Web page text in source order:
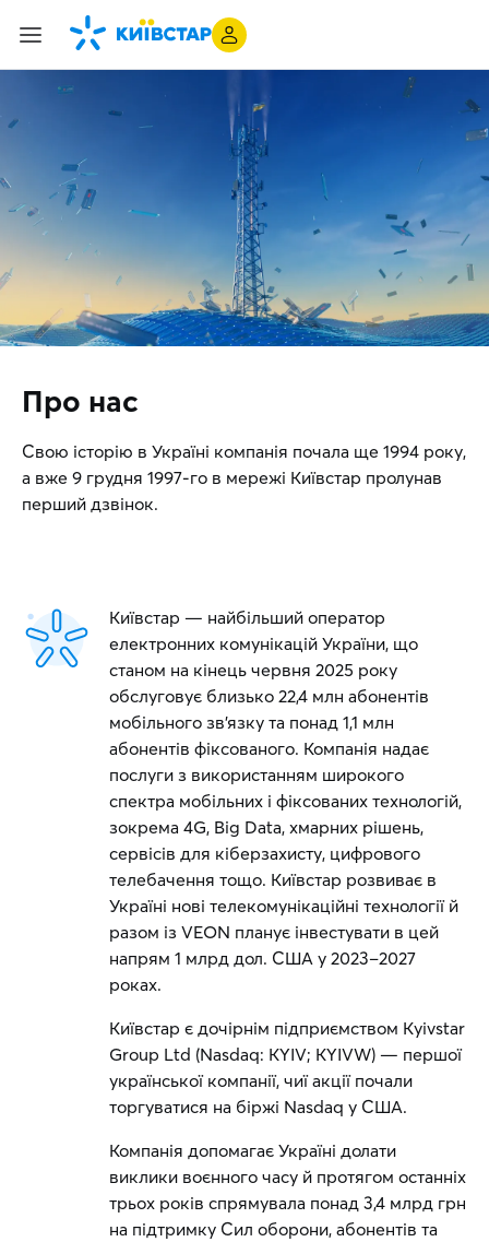
Про нас
Свою історію в Україні компанія почала ще 1994 року,
а вже 9 грудня 1997-го в мережі Київстар пролунав
перший дзвінок.
Київстар — найбільший оператор
електронних комунікацій України, що
станом на кінець червня 2025 року
обслуговує близько 22,4 млн абонентів
мобільного зв’язку та понад 1,1 млн
абонентів фіксованого. Компанія надає
послуги з використанням широкого
спектра мобільних і фіксованих технологій,
зокрема 4G, Big Data, хмарних рішень,
сервісів для кіберзахисту, цифрового
телебачення тощо. Київстар розвиває в
Україні нові телекомунікаційні технології й
разом із VEON планує інвестувати в цей
напрям 1 млрд дол. США у 2023–2027
роках.
Київстар є дочірнім підприємством Kyivstar
Group Ltd (Nasdaq: KYIV; KYIVW) — першої
української компанії, чиї акції почали
торгуватися на біржі Nasdaq у США.
Компанія допомагає Україні долати
виклики воєнного часу й протягом останніх
трьох років спрямувала понад 3,4 млрд грн
на підтримку Сил оборони, абонентів та